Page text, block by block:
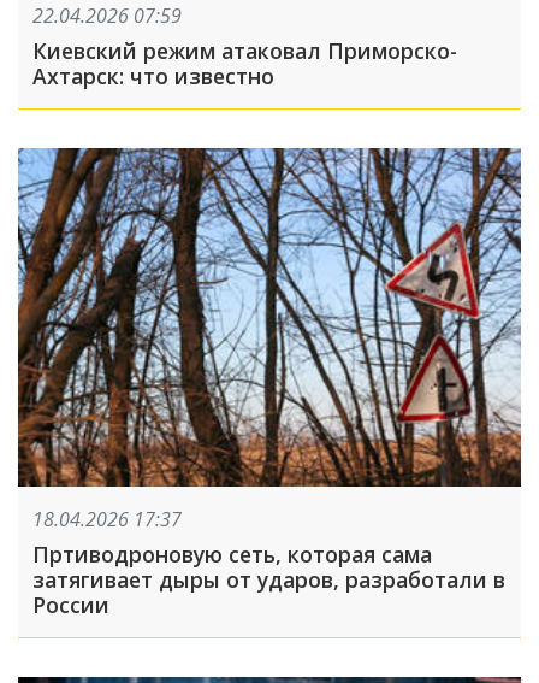
22.04.2026 07:59
Киевский режим атаковал Приморско-
Ахтарск: что известно
18.04.2026 17:37
Пртиводроновую сеть, которая сама
затягивает дыры от ударов, разработали в
России